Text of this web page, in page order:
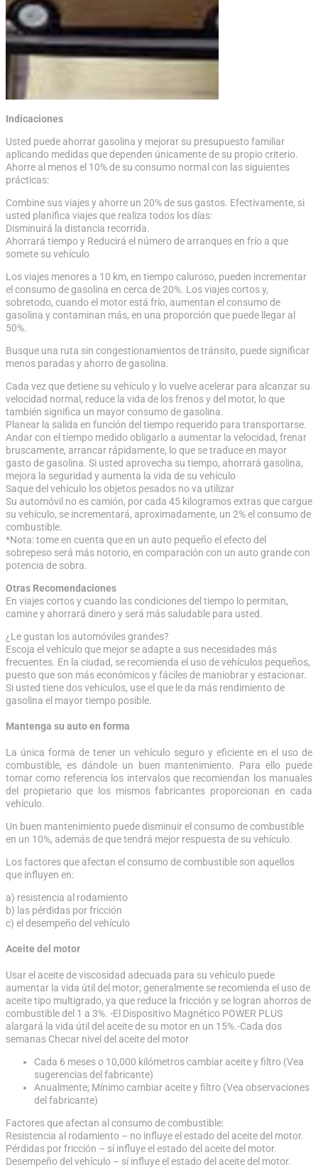
Indicaciones
Usted puede ahorrar gasolina y mejorar su presupuesto familiar
aplicando medidas que dependen únicamente de su propio criterio.
Ahorre al menos el 10% de su consumo normal con las siguientes
prácticas:
Combine sus viajes y ahorre un 20% de sus gastos. Efectivamente, si
usted planifica viajes que realiza todos los días:
Disminuirá la distancia recorrida.
Ahorrará tiempo y Reducirá el número de arranques en frío a que
somete su vehículo
Los viajes menores a 10 km, en tiempo caluroso, pueden incrementar
el consumo de gasolina en cerca de 20%. Los viajes cortos y,
sobretodo, cuando el motor está frío, aumentan el consumo de
gasolina y contaminan más, en una proporción que puede llegar al
50%.
Busque una ruta sin congestionamientos de tránsito, puede significar
menos paradas y ahorro de gasolina.
Cada vez que detiene su vehículo y lo vuelve acelerar para alcanzar su
velocidad normal, reduce la vida de los frenos y del motor, lo que
también significa un mayor consumo de gasolina.
Planear la salida en función del tiempo requerido para transportarse.
Andar con el tiempo medido obligarlo a aumentar la velocidad, frenar
bruscamente, arrancar rápidamente, lo que se traduce en mayor
gasto de gasolina. Si usted aprovecha su tiempo, ahorrará gasolina,
mejora la seguridad y aumenta la vida de su vehículo
Saque del vehículo los objetos pesados no va utilizar
Su automóvil no es camión, por cada 45 kilogramos extras que cargue
su vehículo, se incrementará, aproximadamente, un 2% el consumo de
combustible.
*Nota: tome en cuenta que en un auto pequeño el efecto del
sobrepeso será más notorio, en comparación con un auto grande con
potencia de sobra.
Otras Recomendaciones
En viajes cortos y cuando las condiciones del tiempo lo permitan,
camine y ahorrará dinero y será más saludable para usted.
¿Le gustan los automóviles grandes?
Escoja el vehículo que mejor se adapte a sus necesidades más
frecuentes. En la ciudad, se recomienda el uso de vehículos pequeños,
puesto que son más económicos y fáciles de maniobrar y estacionar.
Si usted tiene dos vehículos, use el que le da más rendimiento de
gasolina el mayor tiempo posible.
Mantenga su auto en forma
La única forma de tener un vehículo seguro y eficiente en el uso de
combustible, es dándole un buen mantenimiento. Para ello puede
tomar como referencia los intervalos que recomiendan los manuales
del propietario que los mismos fabricantes proporcionan en cada
vehículo.
Un buen mantenimiento puede disminuir el consumo de combustible
en un 10%, además de que tendrá mejor respuesta de su vehículo.
Los factores que afectan el consumo de combustible son aquellos
que influyen en:
a) resistencia al rodamiento
b) las pérdidas por fricción
c) el desempeño del vehículo
Aceite del motor
Usar el aceite de viscosidad adecuada para su vehículo puede
aumentar la vida útil del motor; generalmente se recomienda el uso de
aceite tipo multigrado, ya que reduce la fricción y se logran ahorros de
combustible del 1 a 3%. -El Dispositivo Magnético POWER PLUS
alargará la vida útil del aceite de su motor en un 15%.-Cada dos
semanas Checar nivel del aceite del motor
Cada 6 meses o 10,000 kilómetros cambiar aceite y filtro (Vea
sugerencias del fabricante)
Anualmente; Mínimo cambiar aceite y filtro (Vea observaciones
del fabricante)
Factores que afectan al consumo de combustible:
Resistencia al rodamiento – no influye el estado del aceite del motor.
Pérdidas por fricción – sí influye el estado del aceite del motor.
Desempeño del vehículo – sí influye el estado del aceite del motor.